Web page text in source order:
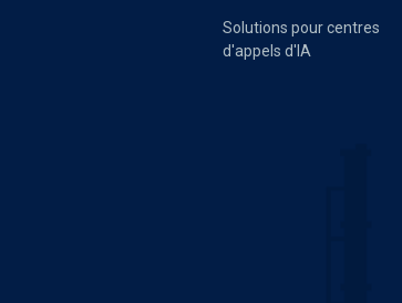
Solutions pour centres
d'appels d'IA